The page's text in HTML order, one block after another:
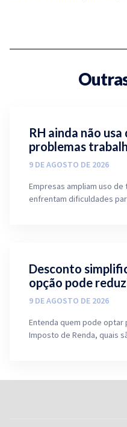
RH ainda não
problemas
9 DE AGOSTO DE 2026
Empresas ampliam uso de
enfrentam dificuldades
Desconto
opção pode
9 DE AGOSTO DE 2026
Entenda quem pode
Imposto de Renda, quais